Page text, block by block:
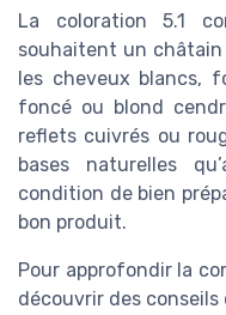
La coloration 5.1
souhaitent un
les cheveux blancs,
foncé ou blond
reflets cuivrés ou
bases naturelles
condition de bien
bon produit.
Pour approfondir la
découvrir des